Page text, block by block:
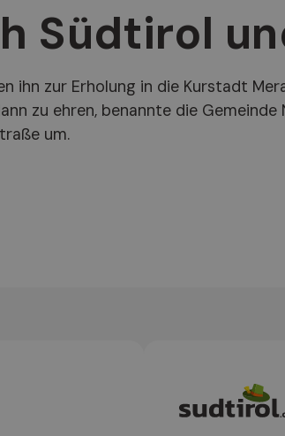
Südtirol
ihn zur Erholung in die Kurstadt
zu ehren, benannte die Gemeinde
um.